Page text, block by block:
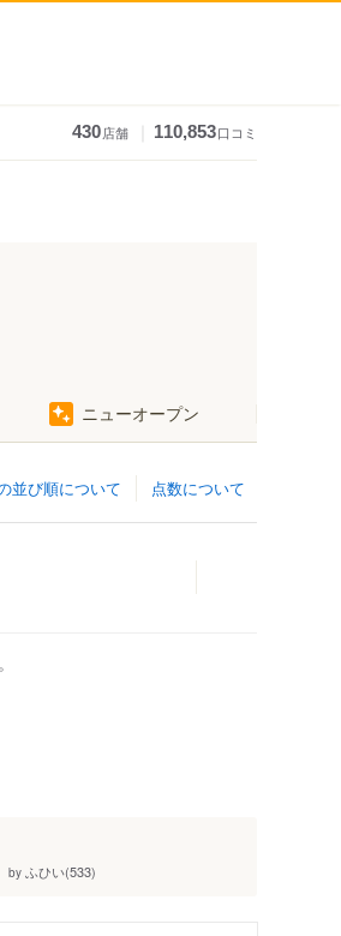
430店舗 110,853口コミ
ニューオープン
点数について
並び順について
by ふひい(533)